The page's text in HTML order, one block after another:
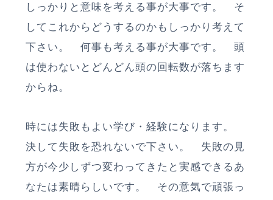
しっかりと意味を考える事が大事です。 そ
してこれからどうするのかもしっかり考えて
下さい。 何事も考える事が大事です。 頭
は使わないとどんどん頭の回転数が落ちます
からね。
時には失敗もよい学び・経験になります。
決して失敗を恐れないで下さい。 失敗の見
方が今少しずつ変わってきたと実感できるあ
なたは素晴らしいです。 その意気で頑張っ